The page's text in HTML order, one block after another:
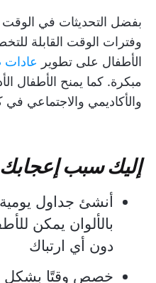
بفضل التحديثات في الوقت
وفترات الوقت القابلة
الأطفال على تطوير عادات
مبكرة. كما يمنح الأطفال
والأكاديمي والاجتماعي في
إليك سبب إعجابك
أنشئ جداول
بالألوان يمكن
دون أي ارتباك
خصص وقتًا بشكل